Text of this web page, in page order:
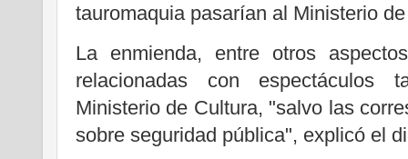
tauromaquia pasarían al Ministerio
La enmienda, entre otros
relacionadas con espectáculos
Ministerio de Cultura, "salvo las
sobre seguridad pública", explicó el